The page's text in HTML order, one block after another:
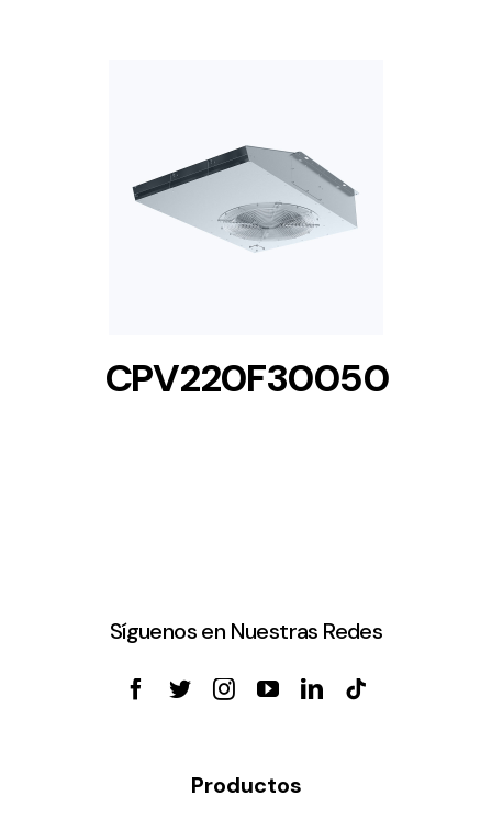
DETAILS
CPV220F30050
Síguenos en Nuestras Redes
Productos